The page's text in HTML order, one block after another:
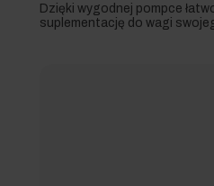
Dzięki wygodnej pompce
suplementację do wagi